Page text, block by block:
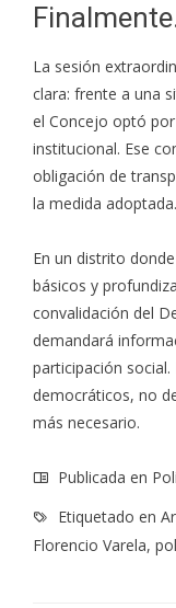
La sesión
clara: frente a una
el Concejo optó
institucional. Ese
obligación de
la medida adoptada.
En un distrito
básicos y
convalidación del
demandará
participación
democráticos, no
más necesario.
Publicada en
Etiquetado en
Florencio Varela,